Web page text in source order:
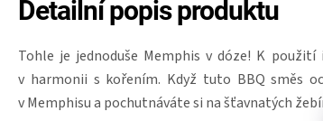
Detailní popis produktu
Tohle je jednoduše Memphis v dóze! K
v harmonii s kořením. Když tuto BBQ směs
v Memphisu a pochutnáváte si na šťavnatých